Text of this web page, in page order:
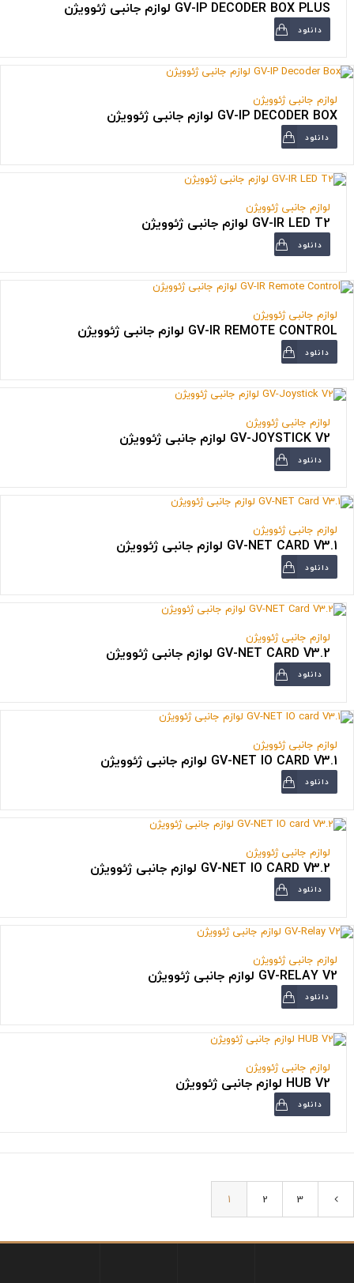
GV-IP DECODER BOX PLUS لوازم جانبی ژئوویژن
دانلود
لوازم جانبی ژئوویژن
GV-IP DECODER BOX لوازم جانبی ژئوویژن
دانلود
لوازم جانبی ژئوویژن
GV-IR LED T2 لوازم جانبی ژئوویژن
دانلود
لوازم جانبی ژئوویژن
GV-IR REMOTE CONTROL لوازم جانبی ژئوویژن
دانلود
لوازم جانبی ژئوویژن
GV-JOYSTICK V2 لوازم جانبی ژئوویژن
دانلود
لوازم جانبی ژئوویژن
GV-NET CARD V3.1 لوازم جانبی ژئوویژن
دانلود
لوازم جانبی ژئوویژن
GV-NET CARD V3.2 لوازم جانبی ژئوویژن
دانلود
لوازم جانبی ژئوویژن
GV-NET IO CARD V3.1 لوازم جانبی ژئوویژن
دانلود
لوازم جانبی ژئوویژن
GV-NET IO CARD V3.2 لوازم جانبی ژئوویژن
دانلود
لوازم جانبی ژئوویژن
GV-RELAY V2 لوازم جانبی ژئوویژن
دانلود
لوازم جانبی ژئوویژن
HUB V2 لوازم جانبی ژئوویژن
دانلود
1 2 3